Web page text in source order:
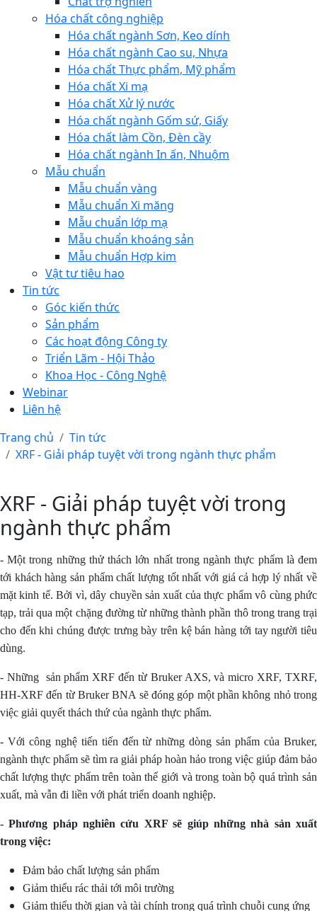
Hóa chất công nghiệp
Hóa chất ngành Sơn, Keo dính
Hóa chất ngành Cao su, Nhựa
Hóa chất Thực phẩm, Mỹ phẩm
Hóa chất Xi mạ
Hóa chất Xử lý nước
Hóa chất ngành Gốm sứ, Giấy
Hóa chất làm Cồn, Đèn cầy
Hóa chất ngành In ấn, Nhuộm
Mẫu chuẩn
Mẫu chuẩn vàng
Mẫu chuẩn Xi măng
Mẫu chuẩn lớp mạ
Mẫu chuẩn khoáng sản
Mẫu chuẩn Hợp kim
Vật tư tiêu hao
Tin tức
Góc kiến thức
Sản phẩm
Các hoạt động Công ty
Triển Lãm - Hội Thảo
Khoa Học - Công Nghệ
Webinar
Liên hệ
Trang chủ
Tin tức
XRF - Giải pháp tuyệt vời trong ngành thực phẩm
XRF - Giải pháp tuyệt vời trong
ngành thực phẩm
- Một trong những thử thách lớn nhất trong ngành thực phẩm là đem
tới khách hàng sản phẩm chất lượng tốt nhất với giá cả hợp lý nhất về
mặt kinh tế. Bởi vì, dây chuyền sản xuất của thực phẩm vô cùng phức
tạp, trải qua một chặng đường từ những thành phần thô trong trang trại
cho đến khi chúng được trưng bày trên kệ bán hàng tới tay người tiêu
dùng.
- Những sản phẩm XRF đến từ Bruker AXS, và micro XRF, TXRF,
HH-XRF đến từ Bruker BNA sẽ đóng góp một phần không nhỏ trong
việc giải quyết thách thứ của ngành thực phẩm.
- Với công nghệ tiến tiến đến từ những dòng sản phẩm của Bruker,
ngành thực phẩm sẽ tìm ra giải pháp hoàn hảo trong việc giúp đảm bảo
chất lượng thực phẩm trên toàn thế giới và trong toàn bộ quá trình sản
xuất, mà vẫn đi liền với phát triển doanh nghiệp.
- Phương pháp nghiên cứu XRF sẽ giúp những nhà sản xuất
trong việc:
Đảm bảo chất lượng sản phẩm
Giảm thiểu rác thải tới môi trường
Giảm thiểu thời gian và tài chính trong quá trình chuỗi cung ứng